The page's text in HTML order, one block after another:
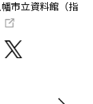
堺市指定有形文化
屋敷